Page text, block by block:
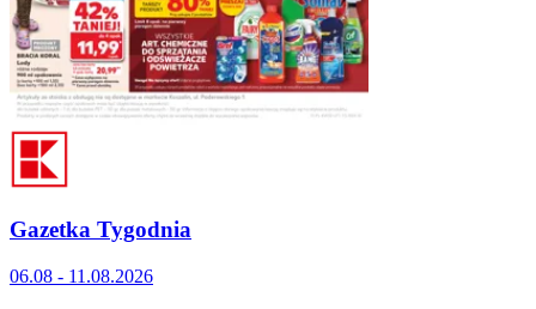
Gazetka Tygodnia
06.08 - 11.08.2026